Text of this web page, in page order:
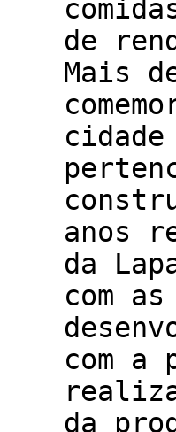
de
Mais
anos
da
com
com a
da